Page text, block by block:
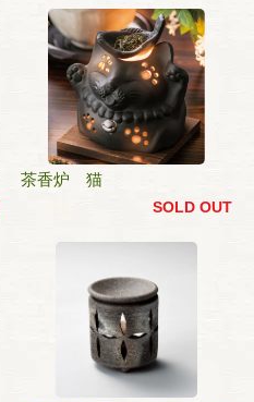
茶香炉 猫
SOLD OUT